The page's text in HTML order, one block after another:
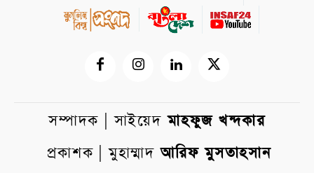
সম্পাদক | সাইয়েদমাহফুজ খন্দকার
প্রকাশক | মুহাম্মাদআরিফ মুসতাহসান